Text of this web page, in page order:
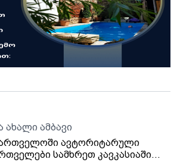
ახალი ამბავი
ავტორიტარული
სამხრეთ კავკასიაში